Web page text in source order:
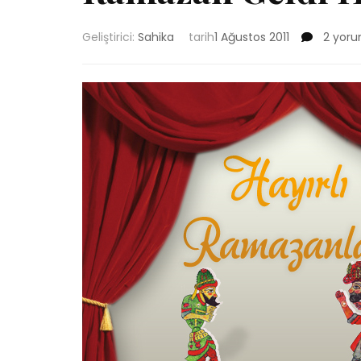
Geliştirici: Sahika tarih1 Ağustos 2011
için
2